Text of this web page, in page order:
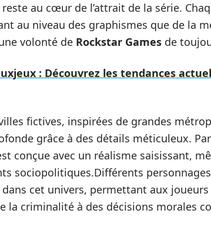
au cœur de l’attrait de la série.
au niveau des graphismes que de la
volonté de Rockstar Games de
: Découvrez les tendances
fictives, inspirées de grandes
grâce à des détails méticuleux.
conçue avec un réalisme saisissant,
sociopolitiques.Différents
cet univers, permettant aux joueurs
la criminalité à des décisions morales